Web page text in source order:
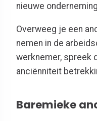
nieuwe
Overweeg je een
nemen in de
werknemer, spreek
anciënniteit
Baremieke